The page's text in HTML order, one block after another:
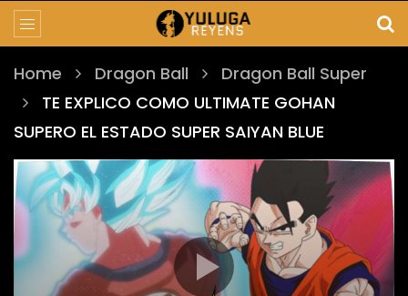
Home Dragon Ball
Dragon Ball Super
TE EXPLICO COMO ULTIMATE GOHAN
SUPERO EL ESTADO SUPER SAIYAN BLUE